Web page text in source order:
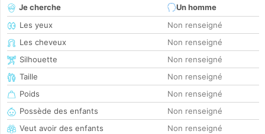
Je cherche
Un homme
Les yeux
Non renseigné
Les cheveux
Non renseigné
Silhouette
Non renseigné
Taille
Non renseigné
Poids
Non renseigné
Possède des enfants
Non renseigné
Veut avoir des enfants
Non renseigné